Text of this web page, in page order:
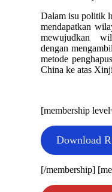
Dalam isu politik
mendapatkan
mewujudkan
dengan
metode
China ke atas
[membership
Download
[/membership]